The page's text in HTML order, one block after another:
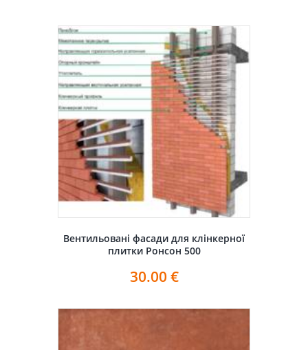
Вентильовані фасади для клінкерної
плитки Ронсон 500
30.00 €